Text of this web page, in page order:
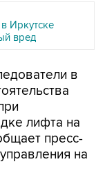
Иркутске
вред
в
лифта на
пресс-
на